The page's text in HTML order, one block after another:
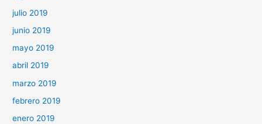
julio 2019
junio 2019
mayo 2019
abril 2019
marzo 2019
febrero 2019
enero 2019